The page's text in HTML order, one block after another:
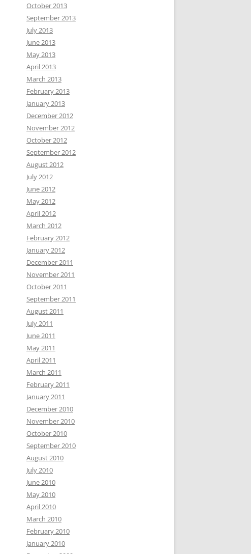
October 2013
September 2013
July 2013
June 2013
May 2013
April 2013
March 2013
February 2013
January 2013
December 2012
November 2012
October 2012
September 2012
August 2012
July 2012
June 2012
May 2012
April 2012
March 2012
February 2012
January 2012
December 2011
November 2011
October 2011
September 2011
August 2011
July 2011
June 2011
May 2011
April 2011
March 2011
February 2011
January 2011
December 2010
November 2010
October 2010
September 2010
August 2010
July 2010
June 2010
May 2010
April 2010
March 2010
February 2010
January 2010